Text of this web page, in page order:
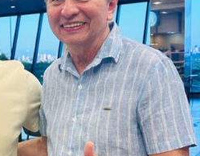
Segundo a sigla, entre seus
candidataram em defesa da
desenvolvida por esse